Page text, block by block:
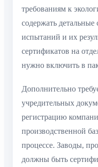
требованиям к
содержать детальные
испытаний и их
сертификатов на
нужно включить в
Дополнительно
учредительных
регистрацию
производственной
процессе. Заводы,
должны быть